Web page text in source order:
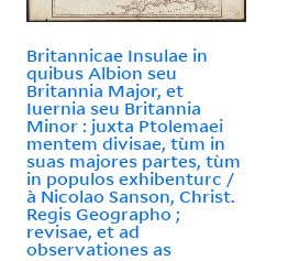
Britannicae Insulae in
quibus Albion seu
Britannia Major, et
Iuernia seu Britannia
Minor : juxta Ptolemaei
mentem divisae, tùm in
suas majores partes, tùm
in populos exhibenturc /
à Nicolao Sanson, Christ.
Regis Geographo ;
revisae, et ad
observationes as